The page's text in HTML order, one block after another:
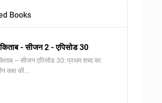
Books
- सीजन 2 - एपिसोड 30
– सीजन एपिसोड 30: प्रथम शब्द का
कक्ष की...